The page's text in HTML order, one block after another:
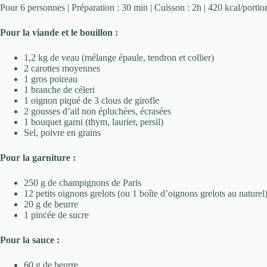
Pour 6 personnes | Préparation : 30 min | Cuisson : 2h | 420 kcal/
Pour la viande et le bouillon :
1,2 kg de veau (mélange épaule, tendron et collier)
2 carottes moyennes
1 gros poireau
1 branche de céleri
1 oignon piqué de 3 clous de girofle
2 gousses d’ail non épluchées, écrasées
1 bouquet garni (thym, laurier, persil)
Sel, poivre en grains
Pour la garniture :
250 g de champignons de Paris
12 petits oignons grelots (ou 1 boîte d’oignons grelots au naturel)
20 g de beurre
1 pincée de sucre
Pour la sauce :